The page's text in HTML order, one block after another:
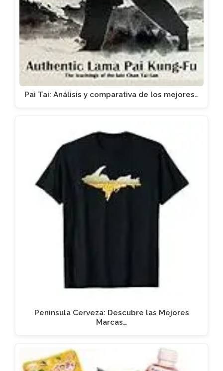
Pai Tai: Análisis y comparativa de los mejores…
Península Cerveza: Descubre las Mejores
Marcas…